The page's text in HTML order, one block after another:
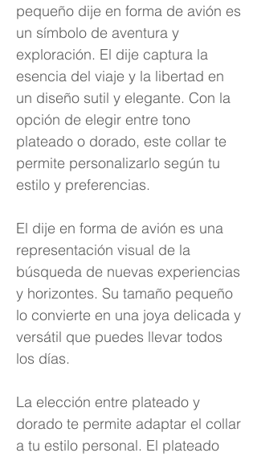
pequeño dije en forma de avión es
un símbolo de aventura y
exploración. El dije captura la
esencia del viaje y la libertad en
un diseño sutil y elegante. Con la
opción de elegir entre tono
plateado o dorado, este collar te
permite personalizarlo según tu
estilo y preferencias.
El dije en forma de avión es una
representación visual de la
búsqueda de nuevas experiencias
y horizontes. Su tamaño pequeño
lo convierte en una joya delicada y
versátil que puedes llevar todos
los días.
La elección entre plateado y
dorado te permite adaptar el collar
a tu estilo personal. El plateado